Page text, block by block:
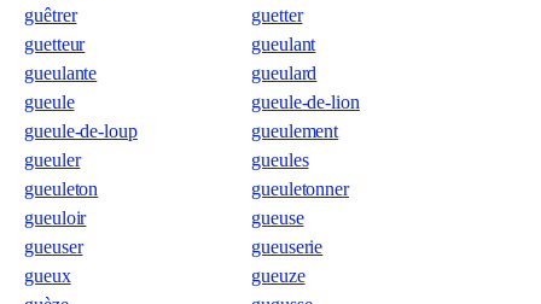
guêtrer
guetter
guetteur
gueulant
gueulante
gueulard
gueule
gueule-de-lion
gueule-de-loup
gueulement
gueuler
gueules
gueuleton
gueuletonner
gueuloir
gueuse
gueuser
gueuserie
gueux
gueuze